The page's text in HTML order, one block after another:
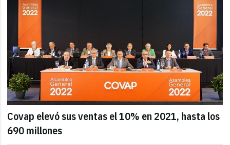
Covap elevó sus ventas el 10% en 2021, hasta los
690 millones